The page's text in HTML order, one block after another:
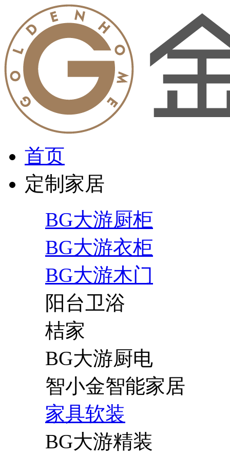
首页
定制家居
BG大游厨柜
BG大游衣柜
BG大游木门
阳台卫浴
桔家
BG大游厨电
智小金智能家居
家具软装
BG大游精装